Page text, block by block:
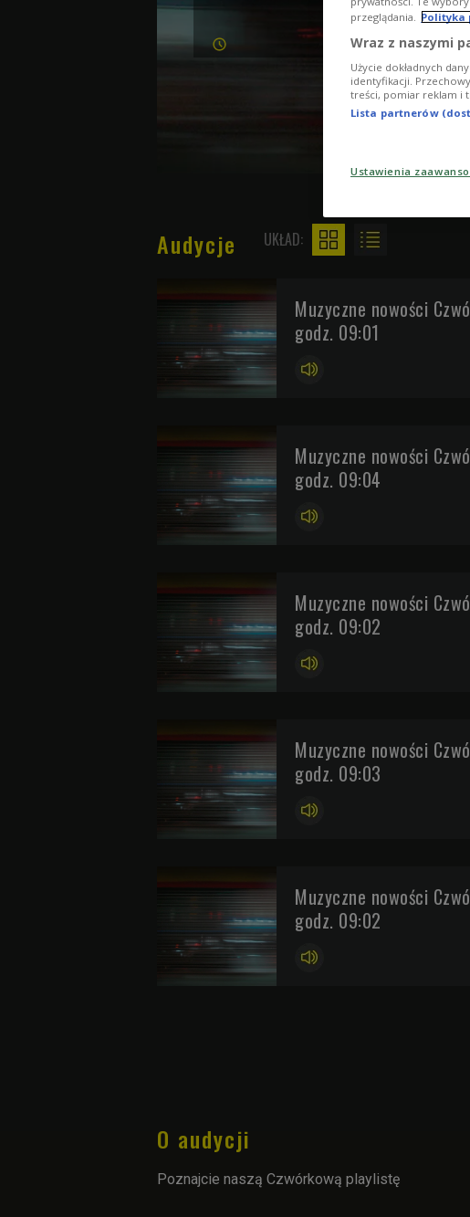
Audycje UKŁAD:
Muzyczne nowości
godz. 09:01
Muzyczne nowości
godz. 09:04
Muzyczne nowości
godz. 09:02
Muzyczne nowości
godz. 09:03
Muzyczne nowości
godz. 09:02
O audycji
Poznajcie naszą Czwórkową playlistę
przeglądania. Polityka
Wraz z naszymi
Użycie dokładnych
identyfikacji.
treści, pomiar reklam i
Lista partnerów
Ustawienia